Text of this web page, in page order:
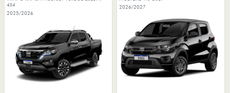
4X4
2025/2026
2026/2027